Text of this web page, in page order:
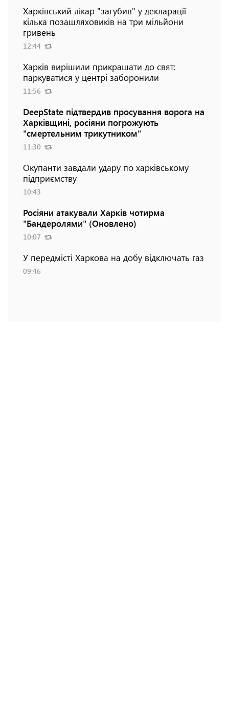
Харківський лікар "загубив" у декларації
кілька позашляховиків на три мільйони
гривень
12:44
Харків вирішили прикрашати до свят:
паркуватися у центрі заборонили
11:56
DeepState підтвердив просування ворога на
Харківщині, росіяни погрожують
"смертельним трикутником"
11:30
Окупанти завдали удару по харківському
підприємству
10:43
Росіяни атакували Харків чотирма
"Бандеролями" (Оновлено)
10:07
У передмісті Харкова на добу відключать газ
09:46